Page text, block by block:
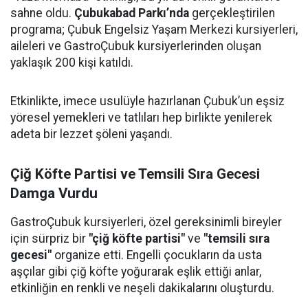
sahne oldu. Çubukabad Parkı’nda gerçekleştirilen
programa; Çubuk Engelsiz Yaşam Merkezi kursiyerleri,
aileleri ve GastroÇubuk kursiyerlerinden oluşan
yaklaşık 200 kişi katıldı.
Etkinlikte, imece usulüyle hazırlanan Çubuk’un eşsiz
yöresel yemekleri ve tatlıları hep birlikte yenilerek
adeta bir lezzet şöleni yaşandı.
Çiğ Köfte Partisi ve Temsili Sıra Gecesi
Damga Vurdu
GastroÇubuk kursiyerleri, özel gereksinimli bireyler
için sürpriz bir "çiğ köfte partisi" ve "temsili sıra
gecesi" organize etti. Engelli çocukların da usta
aşçılar gibi çiğ köfte yoğurarak eşlik ettiği anlar,
etkinliğin en renkli ve neşeli dakikalarını oluşturdu.